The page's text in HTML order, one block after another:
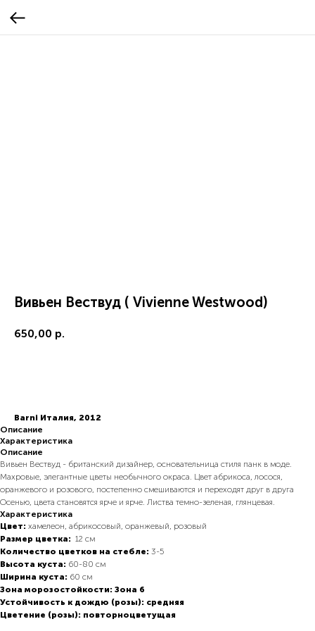
Вивьен Вествуд ( Vivienne Westwood)
650,00 р.
Barni Италия, 2012
Описание
Характеристика
Описание
Вивьен Вествуд - британский дизайнер, основательница стиля панк в моде.
Махровые, элегантные цветы необычного окраса. Цвет абрикоса, лосося,
оранжевого и розового, постепенно смешиваются и переходят друг в друга
Осенью, цвета становятся ярче и ярче. Листва темно-зеленая, глянцевая.
Характеристика
Цвет: хамелеон, абрикосовый, оранжевый, розовый
Размер цветка: 12 см
Количество цветков на стебле: 3-5
Высота куста: 60-80 см
Ширина куста: 60 см
Зона морозостойкости: Зона 6
Устойчивость к дождю (розы): средняя
Цветение (розы): повторноцветущая